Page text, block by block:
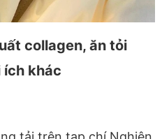
collagen, ăn tỏi
ích khác